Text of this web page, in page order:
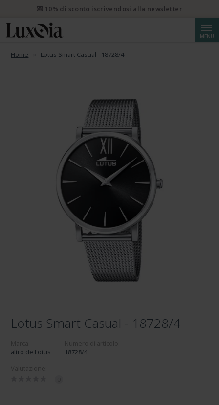
MENU
Home Lotus Smart Casual - 18728/4
Lotus Smart Casual - 18728/4
altro de Lotus
18728/4
raccomandata da CHF 250.
💌 10% di sconto iscrivendosi alla newsletter